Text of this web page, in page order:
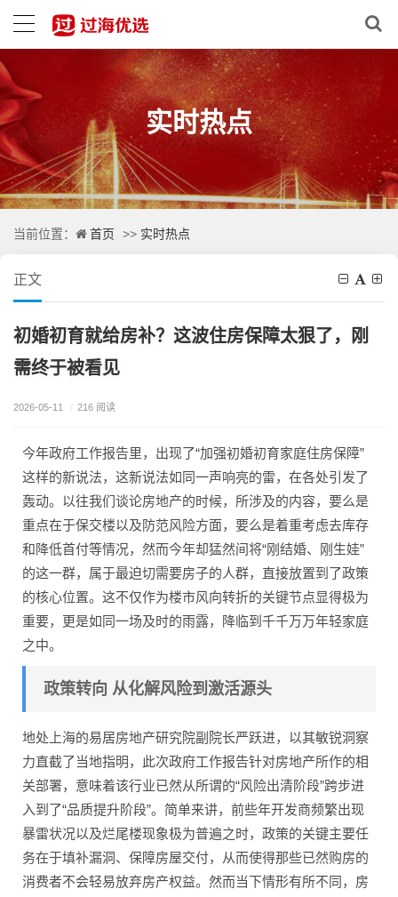
实时热点
当前位置： 首页 >> 实时热点
正文
初婚初育就给房补？这波住房保障太狠了，刚
需终于被看见
2026-05-11 / 216 阅读
今年政府工作报告里，出现了“加强初婚初育家庭住房保障”
这样的新说法，这新说法如同一声响亮的雷，在各处引发了
轰动。以往我们谈论房地产的时候，所涉及的内容，要么是
重点在于保交楼以及防范风险方面，要么是着重考虑去库存
和降低首付等情况，然而今年却猛然间将“刚结婚、刚生娃”
的这一群，属于最迫切需要房子的人群，直接放置到了政策
的核心位置。这不仅作为楼市风向转折的关键节点显得极为
重要，更是如同一场及时的雨露，降临到千千万万年轻家庭
之中。
政策转向 从化解风险到激活源头
地处上海的易居房地产研究院副院长严跃进，以其敏锐洞察
力直截了当地指明，此次政府工作报告针对房地产所作的相
关部署，意味着该行业已然从所谓的“风险出清阶段”跨步进
入到了“品质提升阶段”。简单来讲，前些年开发商频繁出现
暴雷状况以及烂尾楼现象极为普遍之时，政策的关键主要任
务在于填补漏洞、保障房屋交付，从而使得那些已然购房的
消费者不会轻易放弃房产权益。然而当下情形有所不同，房